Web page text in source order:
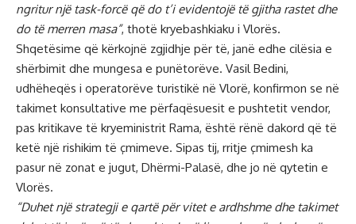
ngritur një task-forcë që do t’i evidentojë të gjitha rastet dhe
do të merren masa”, thotë kryebashkiaku i Vlorës.
Shqetësime që kërkojnë zgjidhje për të, janë edhe cilësia e
shërbimit dhe mungesa e punëtorëve. Vasil Bedini,
udhëheqës i operatorëve turistikë në Vlorë, konfirmon se në
takimet konsultative me përfaqësuesit e pushtetit vendor,
pas kritikave të kryeministrit Rama, është rënë dakord që të
ketë një rishikim të çmimeve. Sipas tij, rritje çmimesh ka
pasur në zonat e jugut, Dhërmi-Palasë, dhe jo në qytetin e
Vlorës.
“Duhet një strategji e qartë për vitet e ardhshme dhe takimet